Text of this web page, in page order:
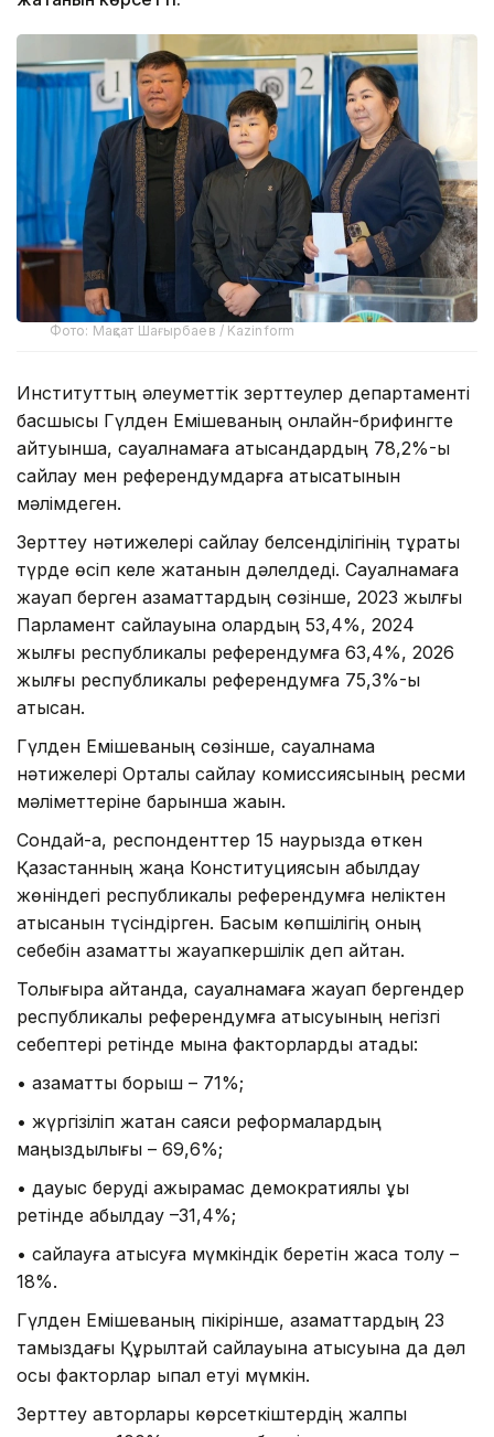
Фото: Мақсат Шағырбаев / Kazinform
Институттың әлеуметтік зерттеулер департаменті
басшысы Гүлден Емішеваның онлайн-брифингте
айтуынша, сауалнамаға қатысқандардың 78,2%-ы
сайлау мен референдумдарға қатысатынын
мәлімдеген.
Зерттеу нәтижелері сайлау белсенділігінің тұрақты
түрде өсіп келе жатқанын дәлелдеді. Сауалнамаға
жауап берген азаматтардың сөзінше, 2023 жылғы
Парламент сайлауына олардың 53,4%, 2024
жылғы республикалық референдумға 63,4%, 2026
жылғы республикалық референдумға 75,3%-ы
қатысқан.
Гүлден Емішеваның сөзінше, сауалнама
нәтижелері Орталық сайлау комиссиясының ресми
мәліметтеріне барынша жақын.
Сондай-ақ, респонденттер 15 наурызда өткен
Қазақстанның жаңа Конституциясын қабылдау
жөніндегі республикалық референдумға неліктен
қатысқанын түсіндірген. Басым көпшілігің оның
себебін азаматтық жауапкершілік деп айтқан.
Толығырақ айтқанда, сауалнамаға жауап бергендер
республикалық референдумға қатысуының негізгі
себептері ретінде мына факторларды атады:
• азаматтық борыш – 71%;
• жүргізіліп жатқан саяси реформалардың
маңыздылығы – 69,6%;
• дауыс беруді ажырамас демократиялық құқық
ретінде қабылдау –31,4%;
• сайлауға қатысуға мүмкіндік беретін жасқа толу –
18%.
Гүлден Емішеваның пікірінше, азаматтардың 23
тамыздағы Құрылтай сайлауына қатысуына да дәл
осы факторлар ықпал етуі мүмкін.
Зерттеу авторлары көрсеткіштердің жалпы